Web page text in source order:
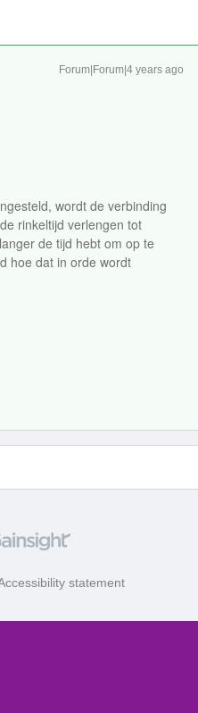
Forum|Forum|4 years ago
wordt de verbinding
rinkeltijd verlengen tot
de tijd hebt om op te
hoe dat in orde wordt
statement